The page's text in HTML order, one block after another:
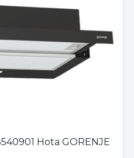
Hota GORENJE